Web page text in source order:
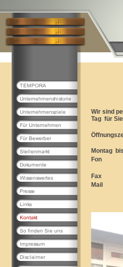
Wir sind
Tag für
Fon
Fax